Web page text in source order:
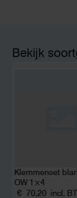
Bekijk
Klemmenset
OW 1×4
€ 70,20 incl.